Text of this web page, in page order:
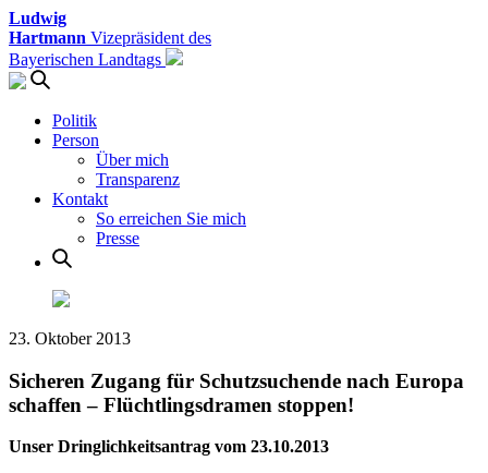
Ludwig
Hartmann Vizepräsident des
Bayerischen Landtags
Politik
Person
Über mich
Transparenz
Kontakt
So erreichen Sie mich
Presse
23. Oktober 2013
Sicheren Zugang für Schutzsuchende nach Europa
schaffen – Flüchtlingsdramen stoppen!
Unser Dringlichkeitsantrag vom 23.10.2013